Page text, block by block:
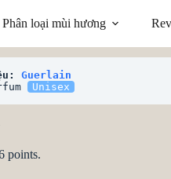
Phân loại mùi hương
Guerlain
Unisex
points.